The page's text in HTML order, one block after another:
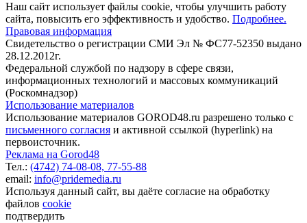
Наш сайт использует файлы cookie, чтобы улучшить работу
сайта, повысить его эффективность и удобство. Подробнее.
Правовая информация
Свидетельство о регистрации СМИ Эл № ФС77-52350 выдано
28.12.2012г.
Федеральной службой по надзору в сфере связи,
информационных технологий и массовых коммуникаций
(Роскомнадзор)
Использование материалов
Использование материалов GOROD48.ru разрешено только с
письменного согласия и активной ссылкой (hyperlink) на
первоисточник.
Реклама на Gorod48
Тел.: (4742) 74-08-08, 77-55-88
email: info@pridemedia.ru
Используя данный сайт, вы даёте согласие на обработку
файлов cookie
подтвердить